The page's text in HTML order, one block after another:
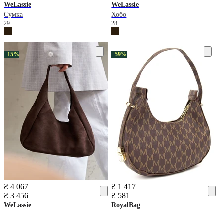
WeLassie
Сумка
29
WeLassie
Хобо
28
−15%
₴ 4 067
₴ 3 456
WeLassie
−59%
₴ 1 417
₴ 581
RoyalBag